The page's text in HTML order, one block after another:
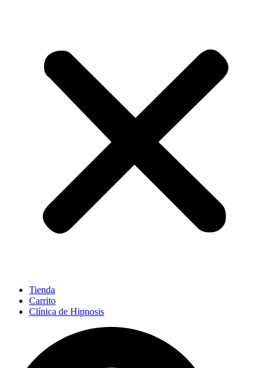
Tienda
Carrito
Clínica de Hipnosis